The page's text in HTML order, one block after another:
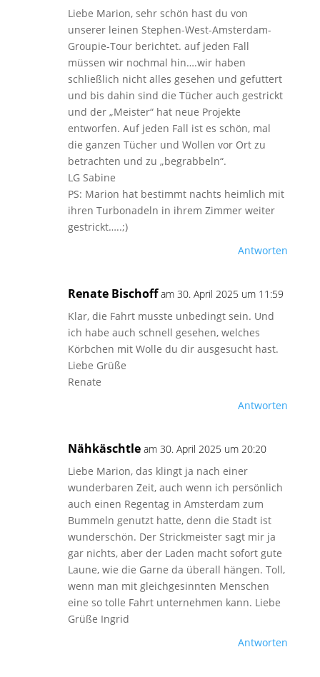
Liebe Marion, sehr schön hast du von
unserer leinen Stephen-West-Amsterdam-
Groupie-Tour berichtet. auf jeden Fall
müssen wir nochmal hin….wir haben
schließlich nicht alles gesehen und gefuttert
und bis dahin sind die Tücher auch gestrickt
und der „Meister“ hat neue Projekte
entworfen. Auf jeden Fall ist es schön, mal
die ganzen Tücher und Wollen vor Ort zu
betrachten und zu „begrabbeln“.
LG Sabine
PS: Marion hat bestimmt nachts heimlich mit
ihren Turbonadeln in ihrem Zimmer weiter
gestrickt…..;)
Antworten
Renate Bischoff am 30. April 2025 um 11:59
Klar, die Fahrt musste unbedingt sein. Und
ich habe auch schnell gesehen, welches
Körbchen mit Wolle du dir ausgesucht hast.
Liebe Grüße
Renate
Antworten
Nähkäschtle am 30. April 2025 um 20:20
Liebe Marion, das klingt ja nach einer
wunderbaren Zeit, auch wenn ich persönlich
auch einen Regentag in Amsterdam zum
Bummeln genutzt hatte, denn die Stadt ist
wunderschön. Der Strickmeister sagt mir ja
gar nichts, aber der Laden macht sofort gute
Laune, wie die Garne da überall hängen. Toll,
wenn man mit gleichgesinnten Menschen
eine so tolle Fahrt unternehmen kann. Liebe
Grüße Ingrid
Antworten